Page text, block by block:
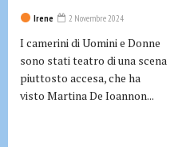
Irene 2 Novembre 2024
I camerini di Uomini e Donne
sono stati teatro di una scena
piuttosto accesa, che ha
visto Martina De Ioannon...